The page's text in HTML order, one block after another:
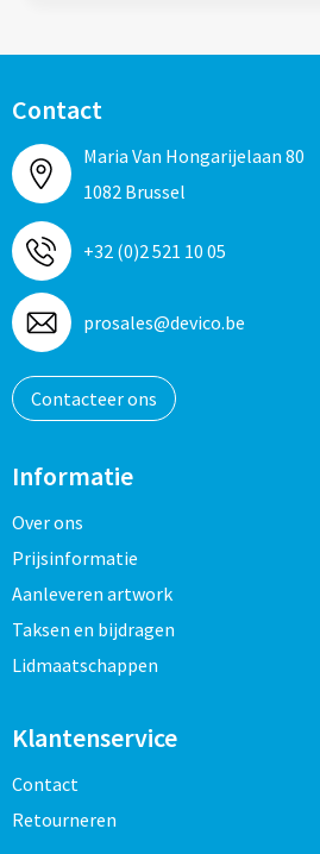
Contact
Maria Van Hongarijelaan 80
1082 Brussel
+32 (0)2 521 10 05
prosales@devico.be
Contacteer ons
Informatie
Over ons
Prijsinformatie
Aanleveren artwork
Taksen en bijdragen
Lidmaatschappen
Klantenservice
Contact
Retourneren